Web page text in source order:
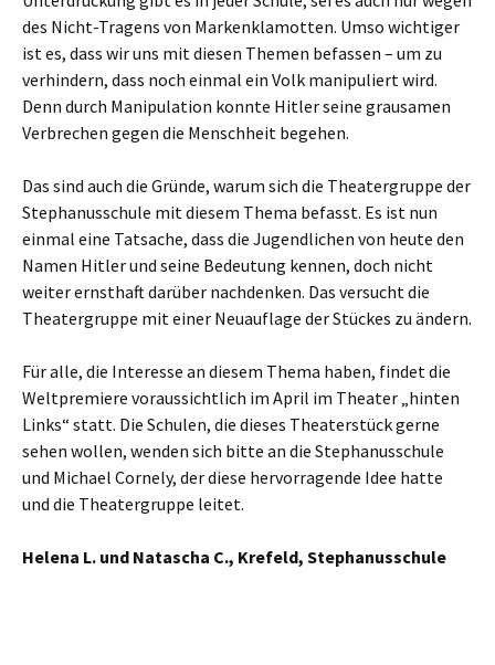
des Nicht-Tragens von Markenklamotten. Umso wichtiger
ist es, dass wir uns mit diesen Themen befassen – um zu
verhindern, dass noch einmal ein Volk manipuliert wird.
Denn durch Manipulation konnte Hitler seine grausamen
Verbrechen gegen die Menschheit begehen.
Das sind auch die Gründe, warum sich die Theatergruppe der
Stephanusschule mit diesem Thema befasst. Es ist nun
einmal eine Tatsache, dass die Jugendlichen von heute den
Namen Hitler und seine Bedeutung kennen, doch nicht
weiter ernsthaft darüber nachdenken. Das versucht die
Theatergruppe mit einer Neuauflage der Stückes zu ändern.
Für alle, die Interesse an diesem Thema haben, findet die
Weltpremiere voraussichtlich im April im Theater „hinten
Links“ statt. Die Schulen, die dieses Theaterstück gerne
sehen wollen, wenden sich bitte an die Stephanusschule
und Michael Cornely, der diese hervorragende Idee hatte
und die Theatergruppe leitet.
Helena L. und Natascha C., Krefeld, Stephanusschule